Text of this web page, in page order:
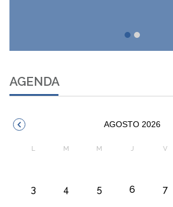
AGENDA
AGOSTO 2026
3 4 5 6 7